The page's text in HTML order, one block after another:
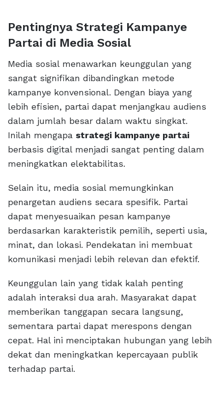
Pentingnya Strategi Kampanye
Partai di Media Sosial
Media sosial menawarkan keunggulan yang
sangat signifikan dibandingkan metode
kampanye konvensional. Dengan biaya yang
lebih efisien, partai dapat menjangkau audiens
dalam jumlah besar dalam waktu singkat.
Inilah mengapa strategi kampanye partai
berbasis digital menjadi sangat penting dalam
meningkatkan elektabilitas.
Selain itu, media sosial memungkinkan
penargetan audiens secara spesifik. Partai
dapat menyesuaikan pesan kampanye
berdasarkan karakteristik pemilih, seperti usia,
minat, dan lokasi. Pendekatan ini membuat
komunikasi menjadi lebih relevan dan efektif.
Keunggulan lain yang tidak kalah penting
adalah interaksi dua arah. Masyarakat dapat
memberikan tanggapan secara langsung,
sementara partai dapat merespons dengan
cepat. Hal ini menciptakan hubungan yang lebih
dekat dan meningkatkan kepercayaan publik
terhadap partai.